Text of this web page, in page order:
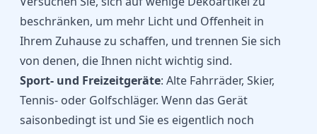
beschränken, um mehr Licht und Offenheit in
Ihrem Zuhause zu schaffen, und trennen Sie sich
von denen, die Ihnen nicht wichtig sind.
Sport- und Freizeitgeräte: Alte Fahrräder, Skier,
Tennis- oder Golfschläger. Wenn das Gerät
saisonbedingt ist und Sie es eigentlich noch